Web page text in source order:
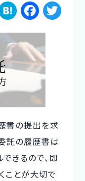
ログイン
H
a
te
n
a
F
a
c
e
b
o
o
k
書の提出を求
託の履歴書は
きるので、即
ことが大切で